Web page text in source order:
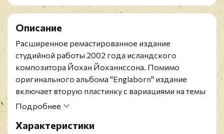
Описание
Расширенное ремастированное издание
студийной работы 2002 года исландского
композитора Йохан Йоханнссона. Помимо
оригинального альбома "Englaborn" издание
включает вторую пластинку с вариациями на темы
из "Englaborn".
Йохан Йоханнссон - исландский композитор.
Подробнее
Характеристики